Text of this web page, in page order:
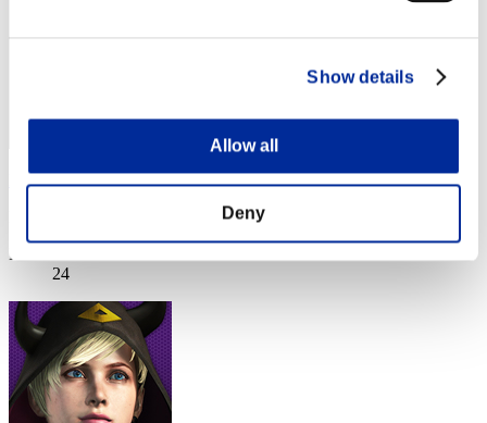
Show details
Allow all
Deny
Hondo
Posizione
24